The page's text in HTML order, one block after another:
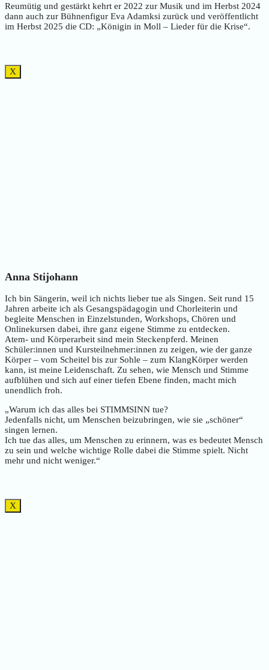
Reumütig und gestärkt kehrt er 2022 zur Musik und im Herbst 2024
dann auch zur Bühnenfigur Eva Adamksi zurück und veröffentlicht
im Herbst 2025 die CD: „Königin in Moll – Lieder für die Krise“.
X
Anna Stijohann
Ich bin Sängerin, weil ich nichts lieber tue als Singen. Seit rund 15
Jahren arbeite ich als Gesangspädagogin und Chorleiterin und
begleite Menschen in Einzelstunden, Workshops, Chören und
Onlinekursen dabei, ihre ganz eigene Stimme zu entdecken.
Atem- und Körperarbeit sind mein Steckenpferd. Meinen
Schüler:innen und Kursteilnehmer:innen zu zeigen, wie der ganze
Körper – vom Scheitel bis zur Sohle – zum KlangKörper werden
kann, ist meine Leidenschaft. Zu sehen, wie Mensch und Stimme
aufblühen und sich auf einer tiefen Ebene finden, macht mich
unendlich froh.
„Warum ich das alles bei STIMMSINN tue?
Jedenfalls nicht, um Menschen beizubringen, wie sie „schöner“
singen lernen.
Ich tue das alles, um Menschen zu erinnern, was es bedeutet Mensch
zu sein und welche wichtige Rolle dabei die Stimme spielt. Nicht
mehr und nicht weniger.“
X